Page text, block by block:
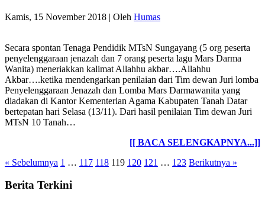
Kamis, 15 November 2018 | Oleh Humas
Secara spontan Tenaga Pendidik MTsN Sungayang (5 org peserta
penyelenggaraan jenazah dan 7 orang peserta lagu Mars Darma
Wanita) meneriakkan kalimat Allahhu akbar….Allahhu
Akbar….ketika mendengarkan penilaian dari Tim dewan Juri lomba
Penyelenggaraan Jenazah dan Lomba Mars Darmawanita yang
diadakan di Kantor Kementerian Agama Kabupaten Tanah Datar
bertepatan hari Selasa (13/11). Dari hasil penilaian Tim dewan Juri
MTsN 10 Tanah…
[[ BACA SELENGKAPNYA...]]
« Sebelumnya 1 … 117 118 119 120 121 … 123 Berikutnya »
Berita Terkini